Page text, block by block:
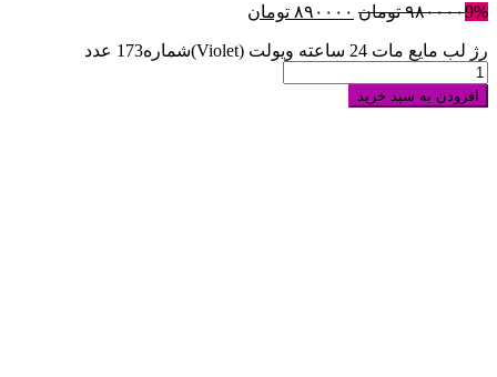
9%۹۸۰۰۰۰ تومان ۸۹۰۰۰۰ تومان
رژ لب مایع مات 24 ساعته ویولت (Violet)شماره173 عدد
افزودن به سبد خرید